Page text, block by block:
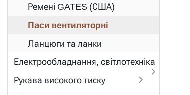
Ремені GATES (США)
Паси вентиляторні
Ланцюги та ланки
Електрообладнання, світлотехніка
Рукава високого тиску